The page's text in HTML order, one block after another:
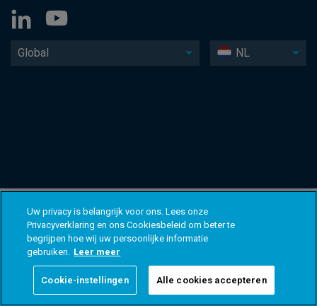
Global NL
Uw privacy is belangrijk voor ons. Lees onze
Privacyverklaring en ons Cookiesbeleid om beter te
begrijpen hoe wij uw persoonlijke informatie
gebruiken. Leer meer
Cookie-instellingen Alle cookies accepteren